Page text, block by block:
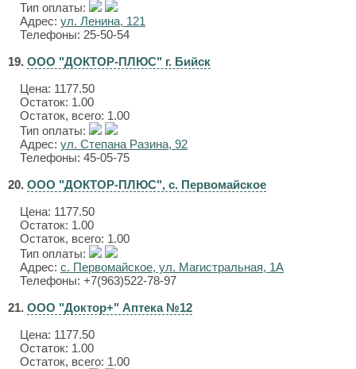
Тип оплаты:
Адрес: ул. Ленина, 121
Телефоны: 25-50-54
19. ООО "ДОКТОР-ПЛЮС" г. Бийск
Цена: 1177.50
Остаток: 1.00
Остаток, всего: 1.00
Тип оплаты:
Адрес: ул. Степана Разина, 92
Телефоны: 45-05-75
20. ООО "ДОКТОР-ПЛЮС", с. Первомайское
Цена: 1177.50
Остаток: 1.00
Остаток, всего: 1.00
Тип оплаты:
Адрес: с. Первомайское, ул. Магистральная, 1А
Телефоны: +7(963)522-78-97
21. ООО "Доктор+" Аптека №12
Цена: 1177.50
Остаток: 1.00
Остаток, всего: 1.00